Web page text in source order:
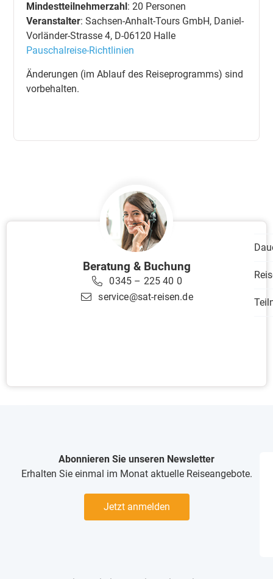
Mindestteilnehmerzahl : 20 Personen
Veranstalter: Sachsen-Anhalt-Tours GmbH, Daniel-
Vorländer-Strasse 4, D-06120 Halle
Pauschalreise-Richtlinien
Änderungen (im Ablauf des Reiseprogramms) sind
vorbehalten.
Beratung & Buchung
0345 – 225 40 0
service@sat-reisen.de
Abonnieren Sie unseren Newsletter
Erhalten Sie einmal im Monat aktuelle Reiseangebote.
Jetzt anmelden